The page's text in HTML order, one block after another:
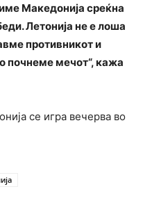
Македонија среќна
Летонија не е лоша
противникот и
почнеме мечот“, кажа
се игра вечерва во